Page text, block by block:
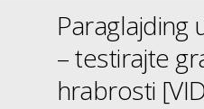
Paraglajding
– testirajte
hrabrosti